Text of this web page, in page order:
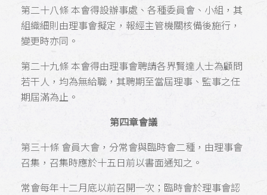
第二十八條 本會得設辦事處、各種委員會、小組，其
組織細則由理事會擬定，報經主管機關核備後施行，
變更時亦同。
第二十九條 本會得由理事會聘請各界賢達人士為顧問
若干人，均為無給職，其聘期至當屆理事、監事之任
期屆滿為止。
第四章會議
第三十條 會員大會，分常會與臨時會二種，由理事會
召集，召集時應於十五日前以書面通知之。
常會每年十二月底以前召開一次；臨時會於理事會認